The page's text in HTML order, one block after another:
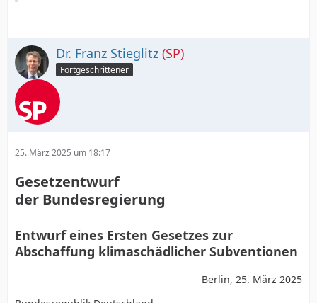
Dr. Franz Stieglitz (SP)
Fortgeschrittener
25. März 2025 um 18:17
Gesetzentwurf
der Bundesregierung
Entwurf eines Ersten Gesetzes zur
Abschaffung klimaschädlicher Subventionen
Berlin, 25. März 2025